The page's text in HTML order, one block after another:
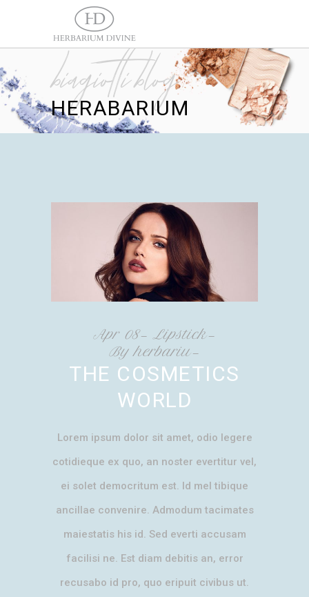
biagiotti blog
HERABARIUM
Apr 08
Lipstick
Byherbariu
THE COSMETICS
WORLD
Lorem ipsum dolor sit amet, odio legere
cotidieque ex quo, an noster evertitur vel,
ei solet democritum est. Id mel tibique
ancillae convenire. Admodum tacimates
maiestatis his id. Sed everti accusam
facilisi ne. Est diam debitis an, error
recusabo id pro, quo eripuit civibus ut.